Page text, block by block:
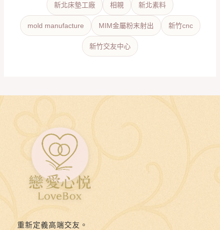
新北床墊工廠 相親 新北素料
mold manufacture MIM金屬粉末射出 新竹cnc
新竹交友中心
重新定義高端交友。